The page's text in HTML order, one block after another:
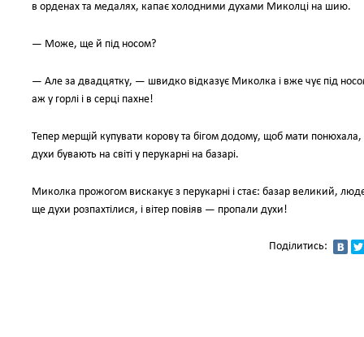
в орденах та медалях, капає холодними духами Миколці на шию.
— Може, ще й під носом?
— Але за двадцятку, — швидко відказує Миколка і вже чує під
аж у горлі і в серці пахне!
Тепер мерщій купувати корову та бігом додому, щоб мати понюхала,
духи бувають на світі у перукарні на базарі.
Миколка прожогом вискакує з перукарні і стає: базар великий,
ще духи розпахтілися, і вітер повіяв — пропали духи!
Поділитись: